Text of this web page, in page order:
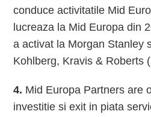
conduce activitatile Mid
lucreaza la Mid Europa din
a activat la Morgan Stanley
Kohlberg, Kravis & Roberts
4. Mid Europa Partners are
investitie si exit in piata